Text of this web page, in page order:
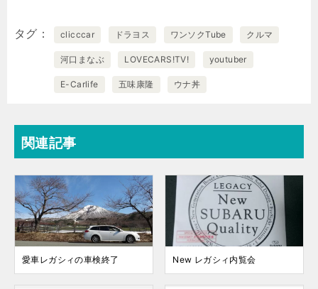
タグ clicccar ドラヨス ワンソクTube クルマ
河口まなぶ LOVECARS!TV! youtuber
E-Carlife 五味康隆 ウナ丼
関連記事
愛車レガシィの車検終了 New レガシィ内覧会